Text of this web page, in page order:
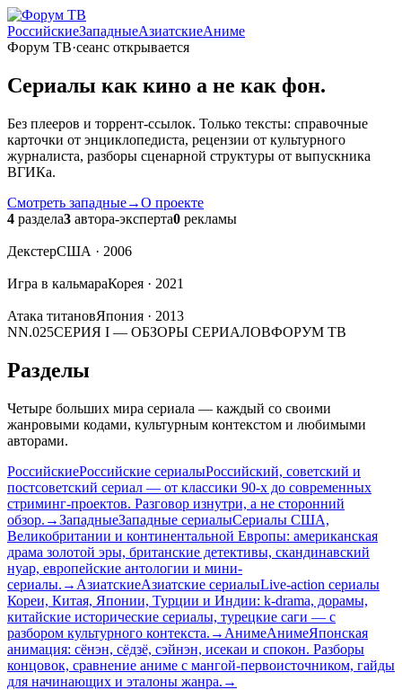
РоссийскиеЗападныеАзиатскиеАниме
Форум ТВ·сеанс открывается
Сериалы как кино а не как фон.
Без плееров и торрент-ссылок. Только тексты: справочные
карточки от энциклопедиста, рецензии от культурного
журналиста, разборы сценарной структуры от выпускника
ВГИКа.
Смотреть западные→О проекте
4 раздела3 автора-эксперта0 рекламы
ДекстерСША · 2006
Игра в кальмараКорея · 2021
Атака титановЯпония · 2013
NN.025СЕРИЯ I — ОБЗОРЫ СЕРИАЛОВФОРУМ ТВ
Разделы
Четыре больших мира сериала — каждый со своими
жанровыми кодами, культурным контекстом и любимыми
авторами.
РоссийскиеРоссийские сериалыРоссийский, советский и
постсоветский сериал — от классики 90-х до современных
стриминг-проектов. Разговор изнутри, а не сторонний
обзор. →ЗападныеЗападные сериалыСериалы США,
Великобритании и континентальной Европы: американская
драма золотой эры, британские детективы, скандинавский
нуар, европейские антологии и мини-
сериалы. → АзиатскиеАзиатские сериалыLive-action сериалы
Кореи, Китая, Японии, Турции и Индии: k-drama, дорамы,
китайские исторические сериалы, турецкие саги — с
разбором культурного контекста. → АнимеАнимеЯпонская
анимация: сёнэн, сёдзё, сэйнэн, исекаи и спокон. Разборы
концовок, сравнение аниме с мангой-первоисточником, гайды
для начинающих и эталоны жанра. →